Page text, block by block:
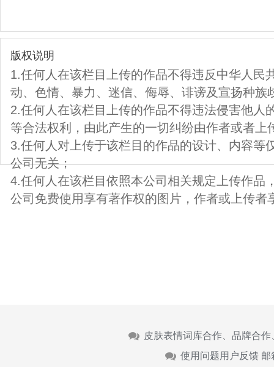
版权说明
1.任何人在该栏目上传的作品不得违反中华人民
动、色情、暴力、迷信、侮辱、诽谤及宣扬种族
2.任何人在该栏目上传的作品不得违法侵害他人
等合法权利，由此产生的一切纠纷由作者或者上
3.任何人对上传于该栏目的作品的设计、内容等
公司无关；
4.任何人在该栏目依照本公司相关规定上传作品
公司免费使用享有著作权的图片，作者或上传者
皮肤表情词库合作、品牌合
使用问题用户反馈 邮